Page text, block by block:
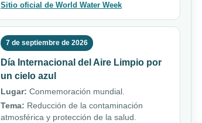
Sitio oficial de World Water Week
7 de septiembre de 2026
Día Internacional del Aire Limpio por
un cielo azul
Lugar: Conmemoración mundial.
Tema: Reducción de la contaminación
atmosférica y protección de la salud.